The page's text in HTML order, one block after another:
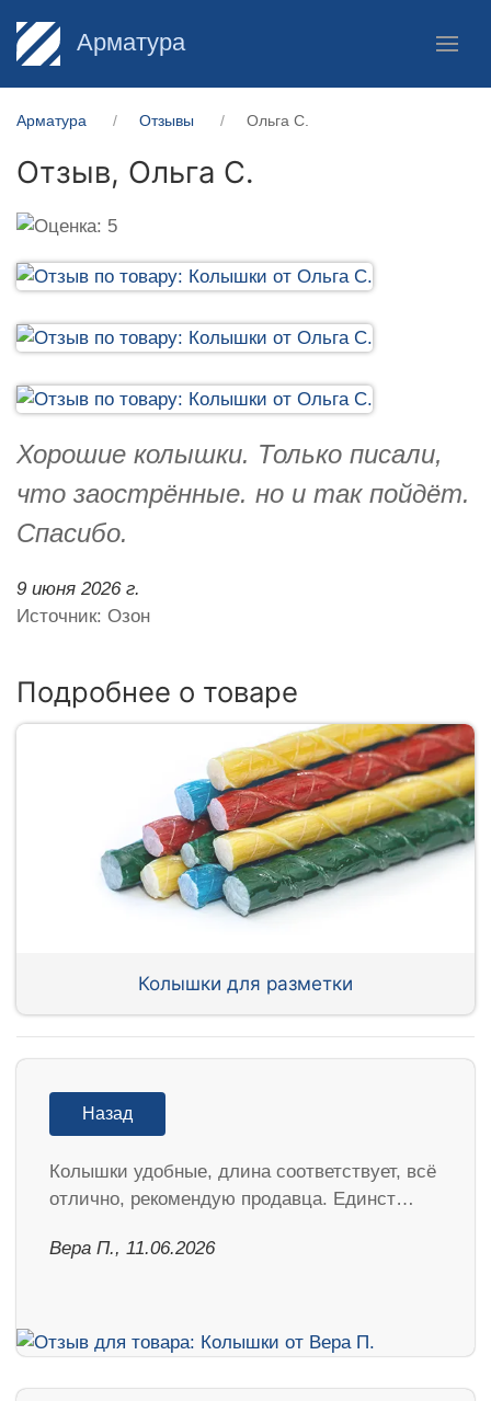
Арматура
Арматура Отзывы Ольга С.
Отзыв, Ольга С.
Хорошие колышки. Только писали,
что заострённые. но и так пойдёт.
Спасибо.
9 июня 2026 г.
Источник: Озон
Подробнее о товаре
Колышки для разметки
Назад
Колышки удобные, длина соответствует, всё
отлично, рекомендую продавца. Единст…
Вера П., 11.06.2026